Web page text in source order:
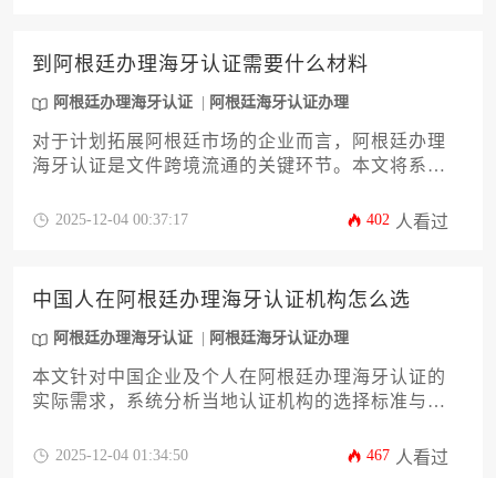
到阿根廷办理海牙认证需要什么材料
阿根廷办理海牙认证 阿根廷海牙认证办理
对于计划拓展阿根廷市场的企业而言，阿根廷办理
海牙认证是文件跨境流通的关键环节。本文将系统
的具体要求、阿根廷公证与认证的特殊流程，以及
流程高效顺畅。
2025-12-04 00:37:17 402 人看过
中国人在阿根廷办理海牙认证机构怎么选
阿根廷办理海牙认证 阿根廷海牙认证办理
本文针对中国企业及个人在阿根廷办理海牙认证的
实际需求，系统分析当地认证机构的选择标准与实
成、语言支持等12个关键维度，并结合阿根廷司法
2025-12-04 01:34:50 467 人看过